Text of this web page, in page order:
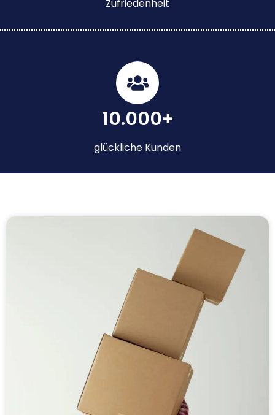
Zufriedenheit
10.000+
glückliche Kunden